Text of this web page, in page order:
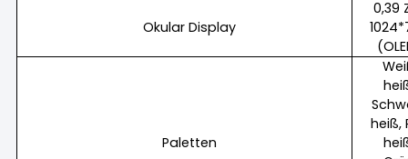
Okular Display
0,39
Paletten
heiß,